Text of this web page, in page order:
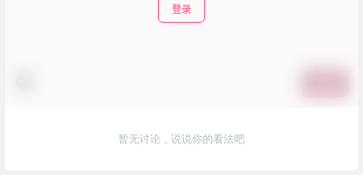
登录
暂无讨论，说说你的看法吧